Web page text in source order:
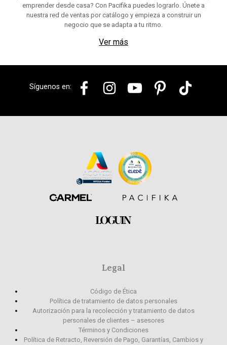
emprender desde casa? Con Pacifika puedes lograrlo. Únete a
nuestra red de ventas por catálogo y empieza a construir un
negocio que se adapta a tu ritmo.
Ver más
Síguenos en:
Legal
Código de Ética
Política de tratamiento de datos personales
Autorización para la recolección y tratamiento de datos
personales de clientes – asesores
Términos y Condiciones
Política de Retracto, Reversión de Pago, Garantías, Cambios y